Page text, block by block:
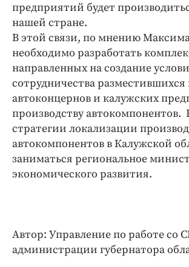
Издания
Медиаперсона
Интересное чтиво
Клиника года
Бренд года
Работодатель года
предприятий будет
нашей стране.
В этой связи, по мнению
необходимо разработать
направленных на создание
сотрудничества разместившихся
автоконцернов и калужских
производству автокомпонентов.
стратегии локализации
автокомпонентов в Калужской
заниматься региональное
экономического развития.
Автор: Управление по работе со
администрации губернатора